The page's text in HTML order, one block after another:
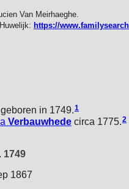
Van Meirhaeghe.
https://
in 1749.1
Verbauwhede circa 1775.2
1749
1867